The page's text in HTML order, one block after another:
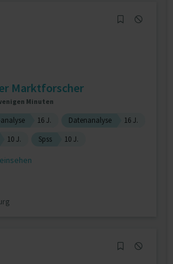
Marktforscher
Minuten
16 J. Datenanalyse
16 J.
10 J. Spss 10 J.